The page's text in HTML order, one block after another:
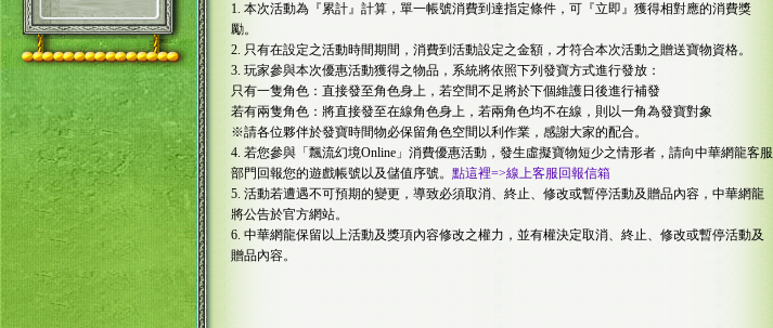
1. 本次活動為『累計』計算，單一帳號消費到達指定條件，可『立即』獲得相對應的消費獎
勵。
2. 只有在設定之活動時間期間，消費到活動設定之金額，才符合本次活動之贈送寶物資格。
3. 玩家參與本次優惠活動獲得之物品，系統將依照下列發寶方式進行發放：
只有一隻角色：直接發至角色身上，若空間不足將於下個維護日後進行補發
若有兩隻角色：將直接發至在線角色身上，若兩角色均不在線，則以一角為發寶對象
※請各位夥伴於發寶時間物必保留角色空間以利作業，感謝大家的配合。
4. 若您參與「飄流幻境Online」消費優惠活動，發生虛擬寶物短少之情形者，請向中華網龍客服
部門回報您的遊戲帳號以及儲值序號。 點這裡=>線上客服回報信箱
5. 活動若遭遇不可預期的變更，導致必須取消、終止、修改或暫停活動及贈品內容，中華網龍
將公告於官方網站。
6. 中華網龍保留以上活動及獎項內容修改之權力，並有權決定取消、終止、修改或暫停活動及
贈品內容。